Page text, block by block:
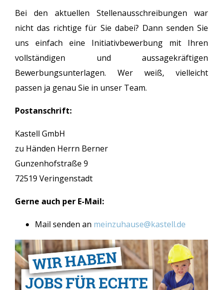
Bei den aktuellen Stellenausschreibungen war
nicht das richtige für Sie dabei? Dann senden Sie
uns einfach eine Initiativbewerbung mit Ihren
vollständigen und aussagekräftigen
Bewerbungsunterlagen. Wer weiß, vielleicht
passen ja genau Sie in unser Team.
Postanschrift:
Kastell GmbH
zu Händen Herrn Berner
Gunzenhofstraße 9
72519 Veringenstadt
Gerne auch per E-Mail:
Mail senden an meinzuhause@kastell.de